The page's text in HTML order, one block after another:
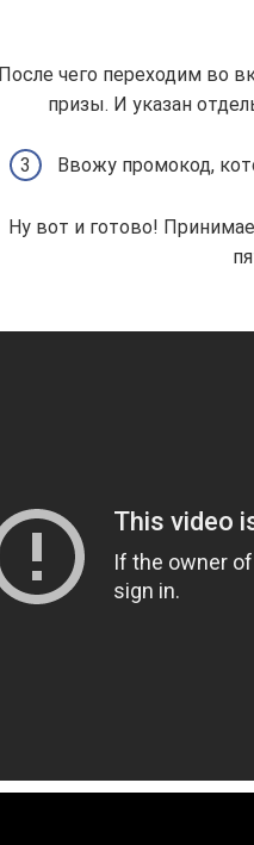
После чего переходим во
призы. И указан
Ввожу промокод,
Ну вот и готово!